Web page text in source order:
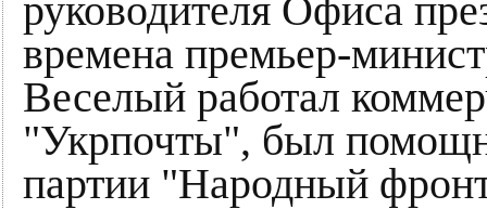
руководителя Офиса
времена премьер-
Веселый работал
"Укрпочты", был
партии "Народный